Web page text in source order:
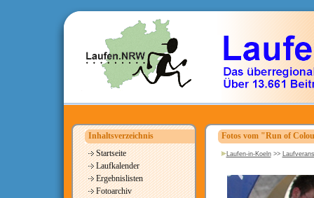
Inhaltsverzeichnis
Startseite
Laufkalender
Ergebnislisten
Fotoarchiv
Fotos vom "Run of
Laufen-in-Koeln>>